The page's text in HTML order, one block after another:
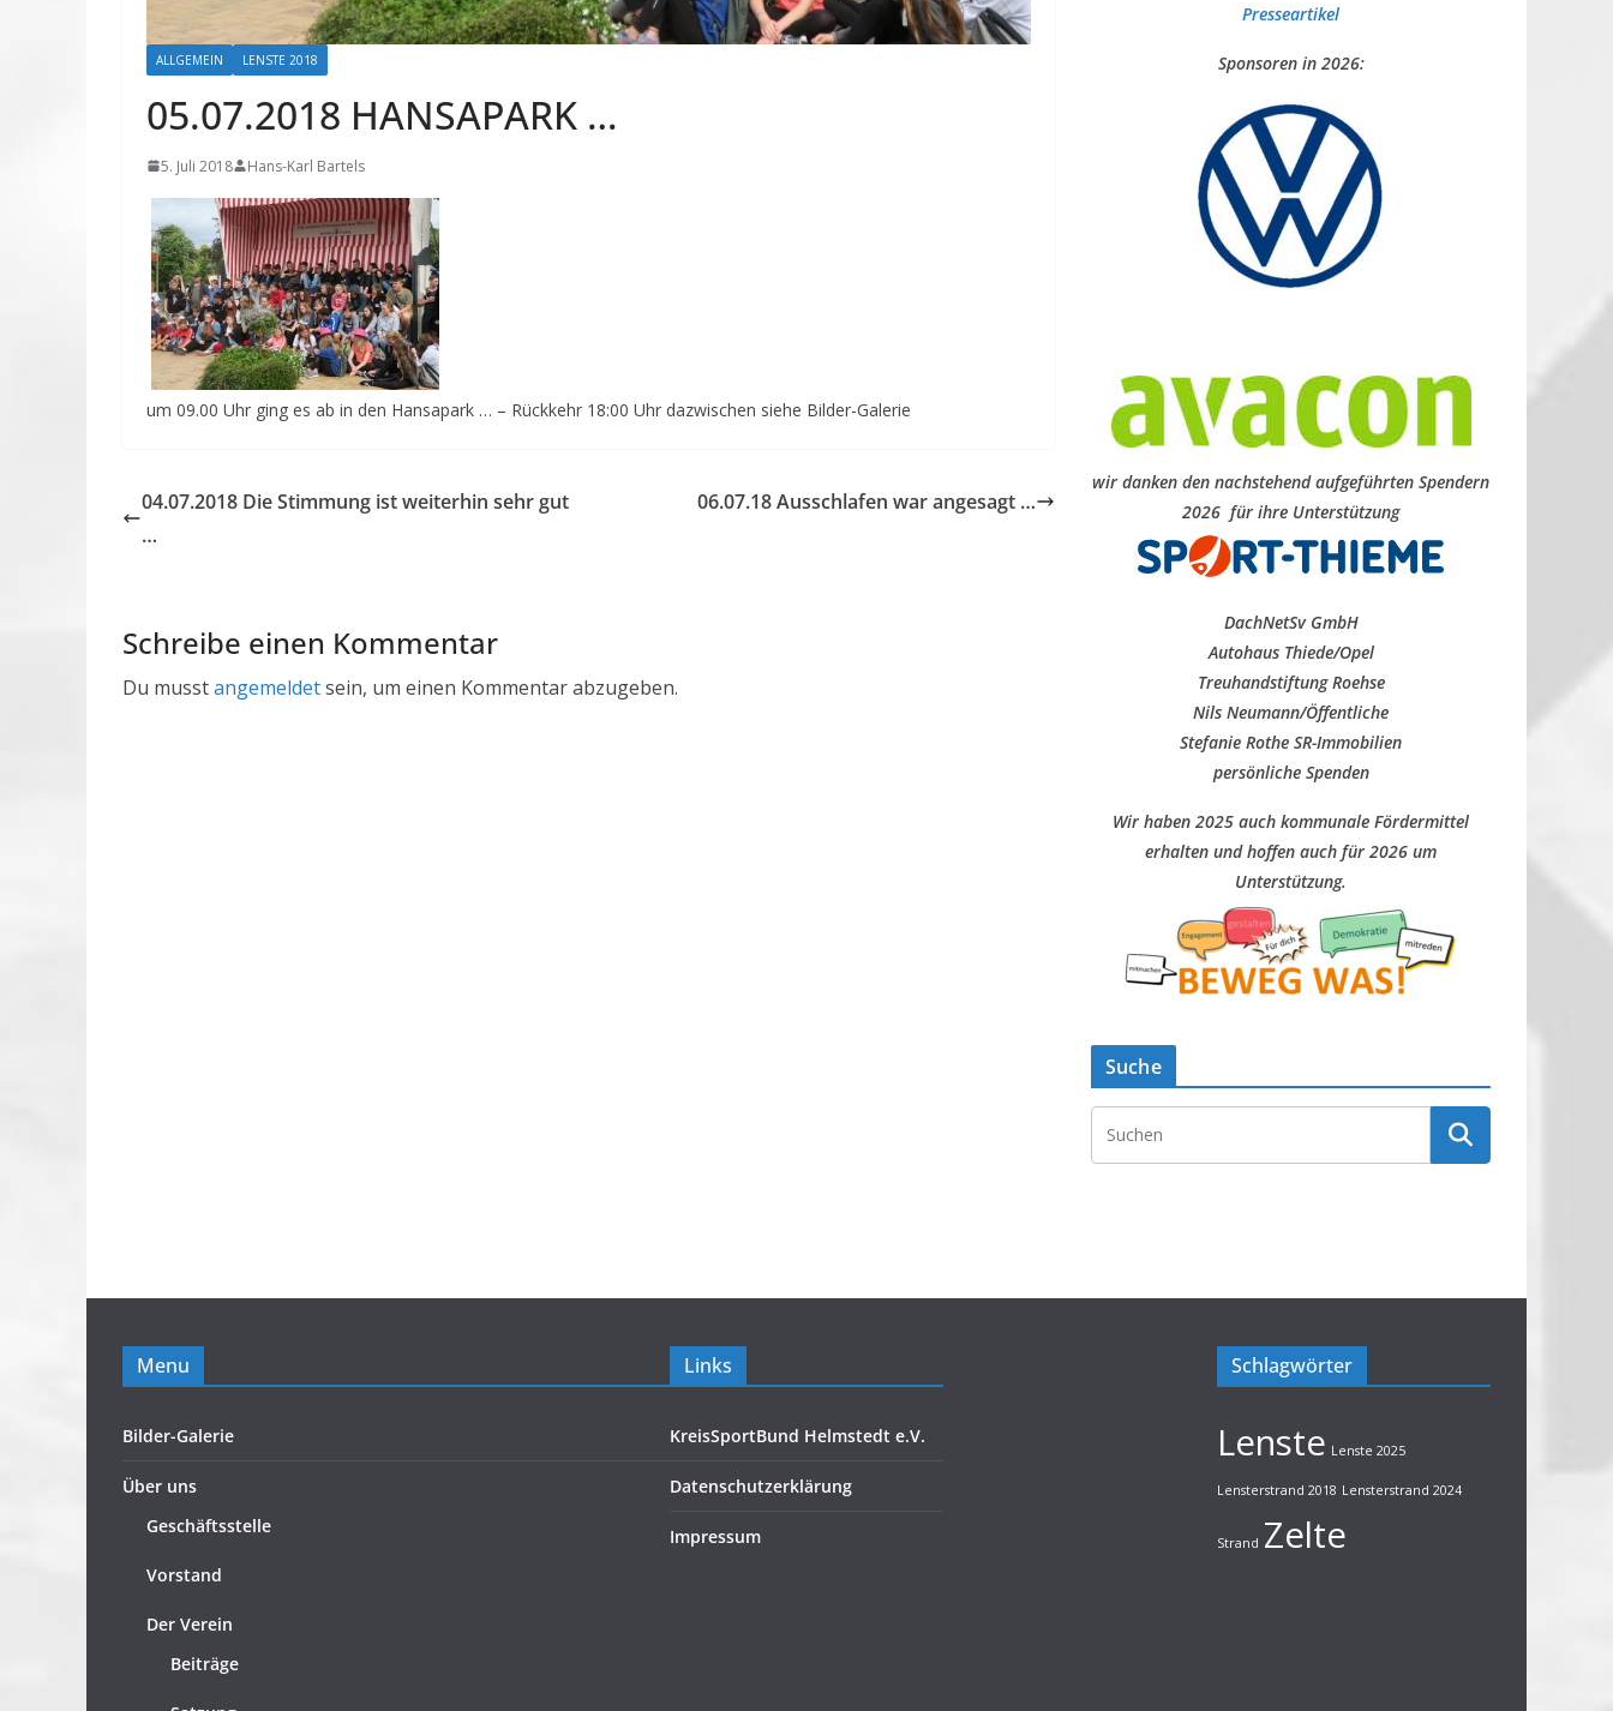
ALLGEMEIN LENSTE 2018
05.07.2018 HANSAPARK …
5. Juli 2018 Hans-Karl Bartels
um 09.00 Uhr ging es ab in den Hansapark … – Rückkehr 18:00 Uhr dazwischen siehe Bilder-Galerie
04.07.2018 Die Stimmung ist weiterhin sehr gut
…
06.07.18 Ausschlafen war angesagt …
Schreibe einen Kommentar
Du musstangemeldetsein, um einen Kommentar abzugeben.
Presseartikel
Sponsoren in 2026:
wir danken den nachstehend aufgeführten Spendern
2026 für ihre Unterstützung
DachNetSv GmbH
Autohaus Thiede/Opel
Treuhandstiftung Roehse
Nils Neumann/Öffentliche
Stefanie Rothe SR-Immobilien
persönliche Spenden
Wir haben 2025 auch kommunale Fördermittel
erhalten und hoffen auch für 2026 um
Unterstützung.
Suche
Menu
Bilder-Galerie
Über uns
Geschäftsstelle
Vorstand
Der Verein
Beiträge
Links
KreisSportBund Helmstedt e.V.
Datenschutzerklärung
Impressum
Schlagwörter
Lenste Lenste 2025
Lensterstrand 2018 Lensterstrand 2024
Strand Zelte